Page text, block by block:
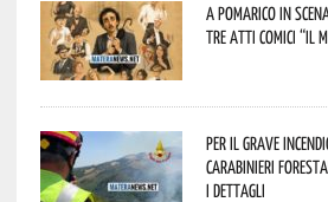
A Pomarico in
tre atti comici “Il
Per il grave
Carabinieri
I dettagli